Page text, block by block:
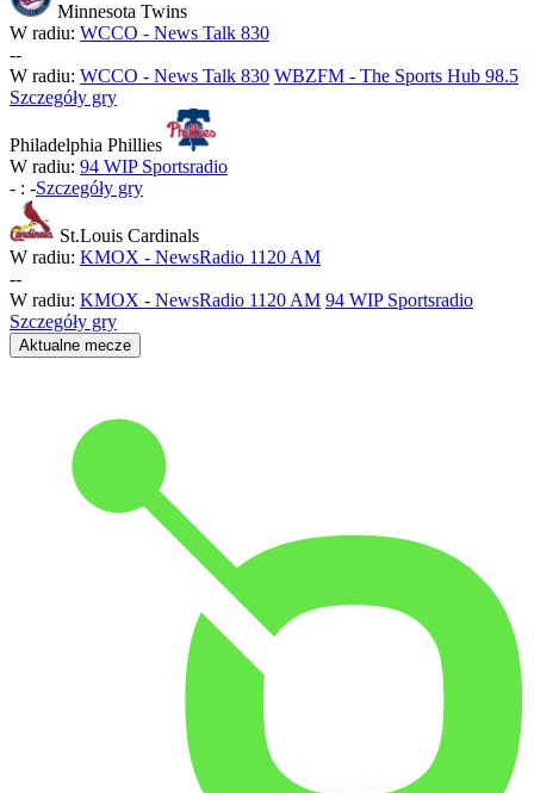
Minnesota Twins
W radiu: WCCO - News Talk 830
--
W radiu: WCCO - News Talk 830 WBZFM - The Sports Hub 98.5
Szczegóły gry
Philadelphia Phillies
W radiu: 94 WIP Sportsradio
- : -Szczegóły gry
St.Louis Cardinals
W radiu: KMOX - NewsRadio 1120 AM
--
W radiu: KMOX - NewsRadio 1120 AM 94 WIP Sportsradio
Szczegóły gry
Aktualne mecze